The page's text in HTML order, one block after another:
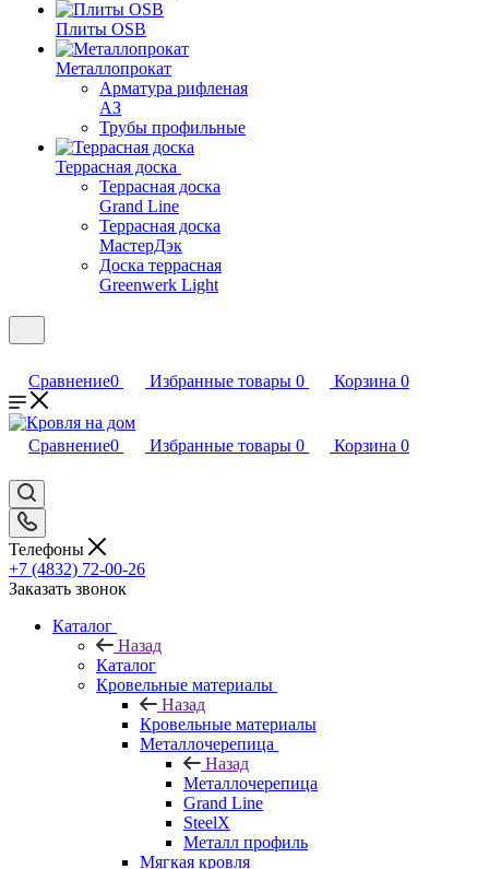
Плиты OSB
Металлопрокат
Арматура рифленая
АЗ
Трубы профильные
Террасная доска
Террасная доска
Grand Line
Террасная доска
МастерДэк
Доска террасная
Greenwerk Light
Сравнение0 Избранные товары 0 Корзина 0
Сравнение0 Избранные товары 0 Корзина 0
Телефоны
+7 (4832) 72-00-26
Заказать звонок
Каталог
Назад
Каталог
Кровельные материалы
Назад
Кровельные материалы
Металлочерепица
Назад
Металлочерепица
Grand Line
SteelX
Металл профиль
Мягкая кровля